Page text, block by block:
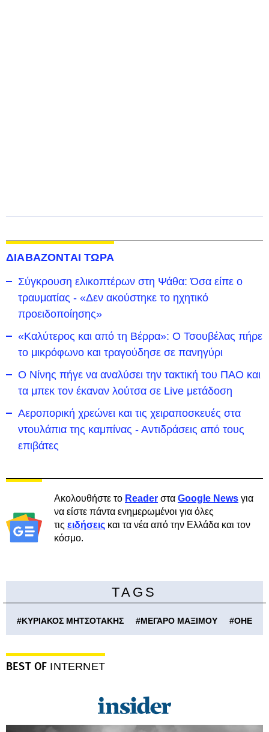
ΔΙΑΒΑΖΟΝΤΑΙ ΤΩΡΑ
Σύγκρουση ελικοπτέρων στη Ψάθα: Όσα είπε ο
τραυματίας - «Δεν ακούστηκε το ηχητικό
προειδοποίησης»
«Καλύτερος και από τη Βέρρα»: Ο Τσουβέλας πήρε
το μικρόφωνο και τραγούδησε σε πανηγύρι
Ο Νίνης πήγε να αναλύσει την τακτική του ΠΑΟ και
τα μπεκ τον έκαναν λούτσα σε Live μετάδοση
Αεροπορική χρεώνει και τις χειραποσκευές στα
ντουλάπια της καμπίνας - Αντιδράσεις από τους
επιβάτες
Ακολουθήστε το Reader στα Google News για
να είστε πάντα ενημερωμένοι για όλες
τις ειδήσεις και τα νέα από την Ελλάδα και τον
κόσμο.
TAGS
#ΚΥΡΙΑΚΟΣ ΜΗΤΣΟΤΑΚΗΣ #ΜΕΓΑΡΟ ΜΑΞΙΜΟΥ #ΟΗΕ
BEST OF INTERNET